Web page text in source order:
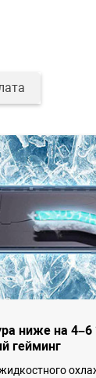
ниже на 4–6
гейминг